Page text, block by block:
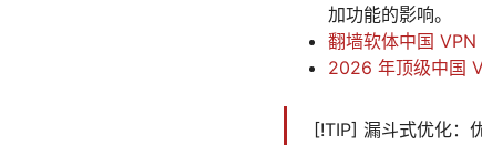
加功能的影响。
翻墙软体中国
2026 年顶级中国
[!TIP] 漏斗式优化：